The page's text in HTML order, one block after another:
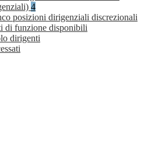
4
posizioni dirigenziali discrezionali
di funzione disponibili
dirigenti